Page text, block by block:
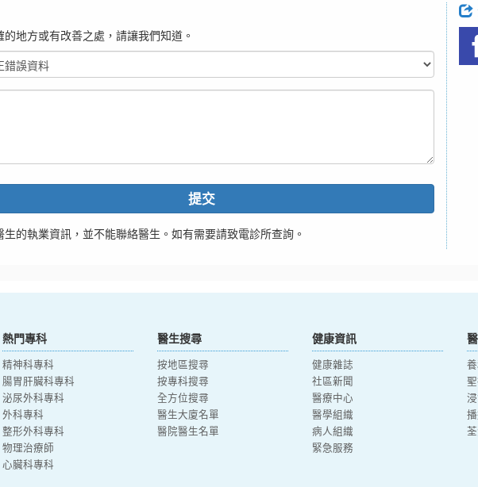
地方或有改善之處，請讓我們知道。
提交
的執業資訊，並不能聯絡醫生。如有需要請致電診所查詢。
熱門專科
精神科專科
腸胃肝臟科專科
泌尿外科專科
外科專科
整形外科專科
物理治療師
心臟科專科
醫生搜尋
按地區搜尋
按專科搜尋
全方位搜尋
醫生大廈名單
醫院醫生名單
健康資訊
健康雜誌
社區新聞
醫療中心
醫學組織
病人組織
緊急服務